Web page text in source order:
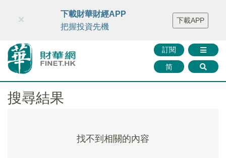
財華智庫網 FINTV FINMETA 財華證券 媒體矩陣
智庫沙龍
聯絡我們
訂閱
简
×
下載財華財經APP
把握投資先機
下載APP
搜尋結果
找不到相關的內容